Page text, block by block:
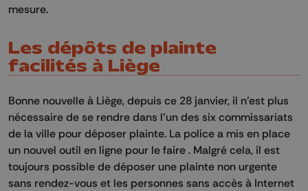
mesure.
Les dépôts de plainte
facilités à Liège
Bonne nouvelle à Liège, depuis ce 28 janvier, il n’est plus
nécessaire de se rendre dans l’un des six commissariats
de la ville pour déposer plainte. La police a mis en place
un nouvel outil en ligne pour le faire . Malgré cela, il est
toujours possible de déposer une plainte non urgente
sans rendez-vous et les personnes sans accès à Internet